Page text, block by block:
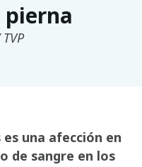
pierna
una afección en
de sangre en los